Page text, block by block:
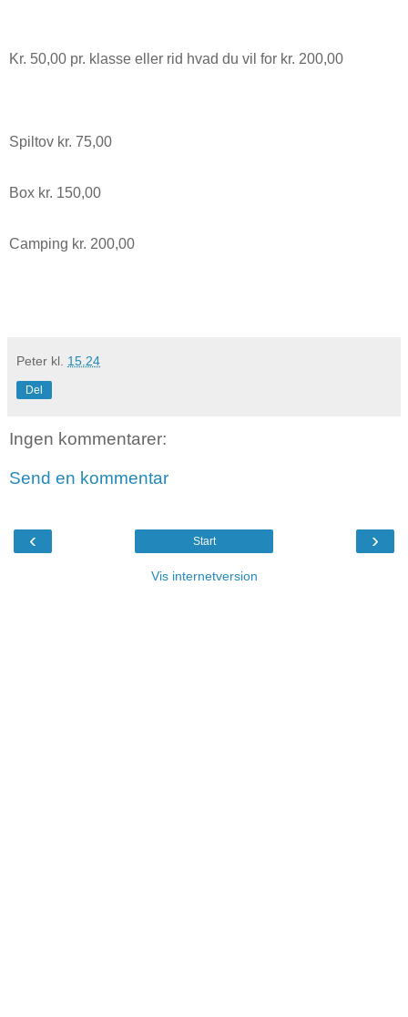
Kr. 50,00 pr. klasse eller rid hvad du vil for kr. 200,00
Spiltov kr. 75,00
Box kr. 150,00
Camping kr. 200,00
Peter kl. 15.24
Del
Ingen kommentarer:
Send en kommentar
‹ ›
Start
Vis internetversion